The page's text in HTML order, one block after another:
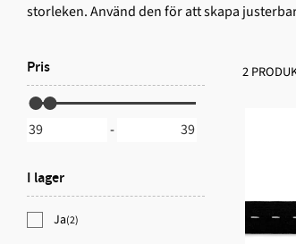
storleken. Använd den för att skapa
Pris
-
I lager
Ja(2)
2